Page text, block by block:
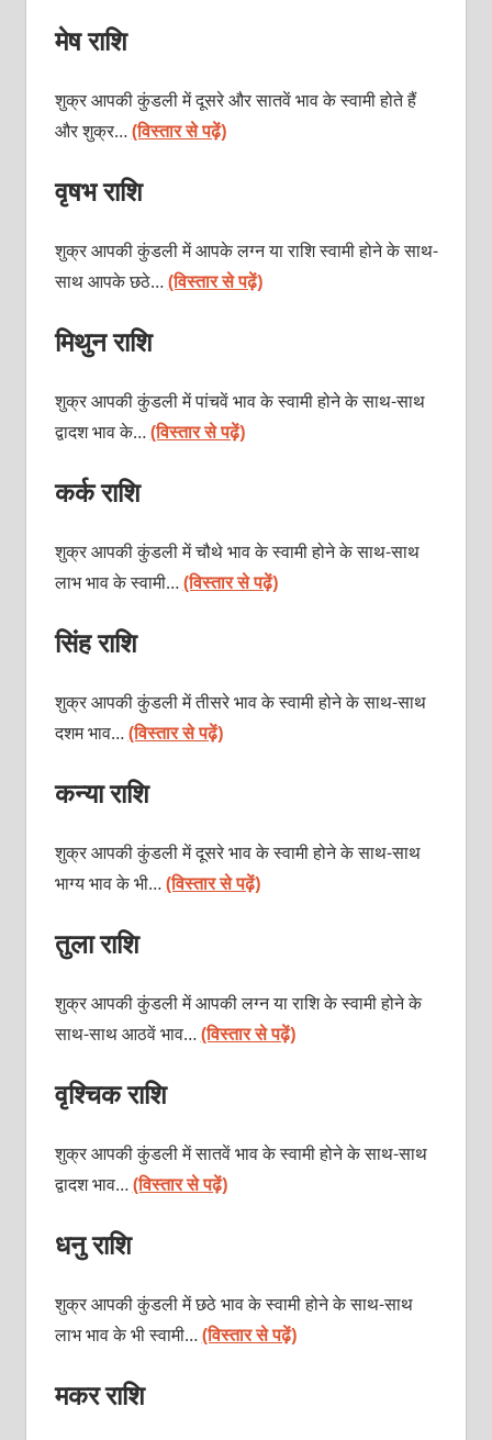
मेष राशि
शुक्र आपकी कुंडली में दूसरे और सातवें भाव के स्वामी होते हैं
और शुक्र…(विस्तार से पढ़ें)
वृषभ राशि
शुक्र आपकी कुंडली में आपके लग्न या राशि स्वामी होने के साथ-
साथ आपके छठे…(विस्तार से पढ़ें)
मिथुन राशि
शुक्र आपकी कुंडली में पांचवें भाव के स्वामी होने के साथ-साथ
द्वादश भाव के…(विस्तार से पढ़ें)
कर्क राशि
शुक्र आपकी कुंडली में चौथे भाव के स्वामी होने के साथ-साथ
लाभ भाव के स्वामी…(विस्तार से पढ़ें)
सिंह राशि
शुक्र आपकी कुंडली में तीसरे भाव के स्वामी होने के साथ-साथ
दशम भाव…(विस्तार से पढ़ें)
कन्या राशि
शुक्र आपकी कुंडली में दूसरे भाव के स्वामी होने के साथ-साथ
भाग्य भाव के भी…(विस्तार से पढ़ें)
तुला राशि
शुक्र आपकी कुंडली में आपकी लग्न या राशि के स्वामी होने के
साथ-साथ आठवें भाव…(विस्तार से पढ़ें)
वृश्चिक राशि
शुक्र आपकी कुंडली में सातवें भाव के स्वामी होने के साथ-साथ
द्वादश भाव…(विस्तार से पढ़ें)
धनु राशि
शुक्र आपकी कुंडली में छठे भाव के स्वामी होने के साथ-साथ
लाभ भाव के भी स्वामी…(विस्तार से पढ़ें)
मकर राशि